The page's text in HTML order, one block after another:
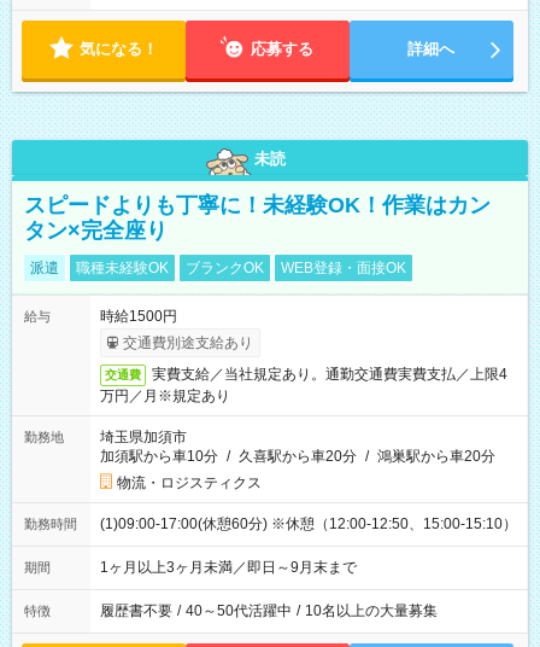
気になる！ 応募する 詳細へ
未読
スピードよりも丁寧に！未経験OK！作業はカン
タン×完全座り
派遣 職種未経験OK ブランクOK WEB登録・面接OK
給与
時給1500円
交通費別途支給あり
交通費
実費支給／当社規定あり。通勤交通費実費支払／上限4
万円／月※規定あり
勤務地
埼玉県加須市
加須駅から車10分 / 久喜駅から車20分 / 鴻巣駅から車20分
物流・ロジスティクス
勤務時間 (1)09:00-17:00(休憩60分) ※休憩（12:00-12:50、15:00-15:10）
期間 1ヶ月以上3ヶ月未満／即日～9月末まで
特徴 履歴書不要 / 40～50代活躍中 / 10名以上の大量募集